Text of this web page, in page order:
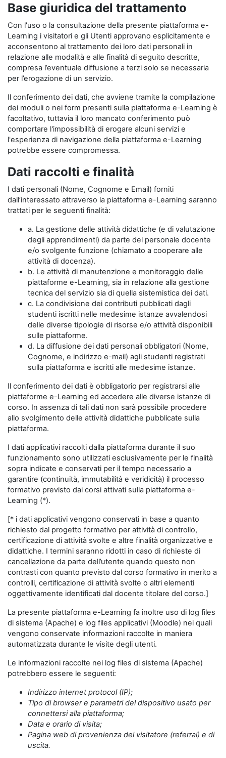
Base giuridica del trattamento
Con l'uso o la consultazione della presente piattaforma e-
Learning i visitatori e gli Utenti approvano esplicitamente e
acconsentono al trattamento dei loro dati personali in
relazione alle modalità e alle finalità di seguito descritte,
compresa l’eventuale diffusione a terzi solo se necessaria
per l’erogazione di un servizio.
Il conferimento dei dati, che avviene tramite la compilazione
dei moduli o nei form presenti sulla piattaforma e-Learning è
facoltativo, tuttavia il loro mancato conferimento può
comportare l'impossibilità di erogare alcuni servizi e
l'esperienza di navigazione della piattaforma e-Learning
potrebbe essere compromessa.
Dati raccolti e finalità
I dati personali (Nome, Cognome e Email) forniti
dall’interessato attraverso la piattaforma e-Learning saranno
trattati per le seguenti finalità:
a. La gestione delle attività didattiche (e di valutazione
degli apprendimenti) da parte del personale docente
e/o svolgente funzione (chiamato a cooperare alle
attività di docenza).
b. Le attività di manutenzione e monitoraggio delle
piattaforme e-Learning, sia in relazione alla gestione
tecnica del servizio sia di quella sistemistica dei dati.
c. La condivisione dei contributi pubblicati dagli
studenti iscritti nelle medesime istanze avvalendosi
delle diverse tipologie di risorse e/o attività disponibili
sulle piattaforme.
d. La diffusione dei dati personali obbligatori (Nome,
Cognome, e indirizzo e-mail) agli studenti registrati
sulla piattaforma e iscritti alle medesime istanze.
Il conferimento dei dati è obbligatorio per registrarsi alle
piattaforme e-Learning ed accedere alle diverse istanze di
corso. In assenza di tali dati non sarà possibile procedere
allo svolgimento delle attività didattiche pubblicate sulla
piattaforma.
I dati applicativi raccolti dalla piattaforma durante il suo
funzionamento sono utilizzati esclusivamente per le finalità
sopra indicate e conservati per il tempo necessario a
garantire (continuità, immutabilità e veridicità) il processo
formativo previsto dai corsi attivati sulla piattaforma e-
Learning (*).
[* i dati applicativi vengono conservati in base a quanto
richiesto dal progetto formativo per attività di controllo,
certificazione di attività svolte e altre finalità organizzative e
didattiche. I termini saranno ridotti in caso di richieste di
cancellazione da parte dell’utente quando questo non
contrasti con quanto previsto dal corso formativo in merito a
controlli, certificazione di attività svolte o altri elementi
oggettivamente identificati dal docente titolare del corso.]
La presente piattaforma e-Learning fa inoltre uso di log files
di sistema (Apache) e log files applicativi (Moodle) nei quali
vengono conservate informazioni raccolte in maniera
automatizzata durante le visite degli utenti.
Le informazioni raccolte nei log files di sistema (Apache)
potrebbero essere le seguenti:
Indirizzo internet protocol (IP);
Tipo di browser e parametri del dispositivo usato per
connettersi alla piattaforma;
Data e orario di visita;
Pagina web di provenienza del visitatore (referral) e di
uscita.